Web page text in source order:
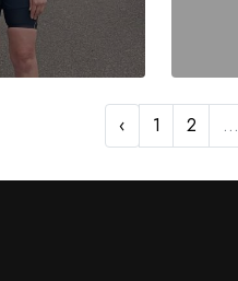
‹ 1 2 ...